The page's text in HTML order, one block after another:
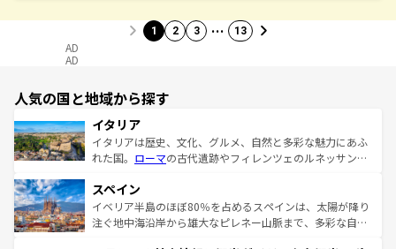
1 2 3 … 13
AD
AD
人気の国と地域から探す
イタリア
イタリアは歴史、文化、グルメ、自然と多彩な魅力にあふ
れた国。 ローマの古代遺跡やフィレンツェのルネッサンス
ろん、トスカーナの美しい田園風景やアマルフィ海岸の絶
景など、自然景観も見逃せない。観光の合間には、本場の
ピザやパスタなど、絶品のイタリア料理を堪能することも
スペイン
イベリア半島のほぼ80％を占めるスペインは、太陽が降り
注ぐ地中海沿岸から雄大なピレネー山脈まで、多彩な自然